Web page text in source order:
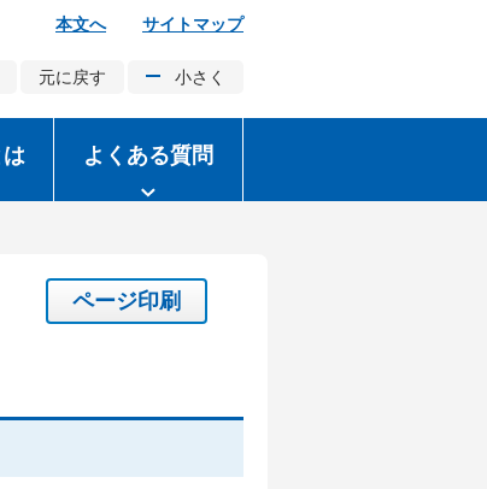
本文へ サイトマップ
元に戻す 小さく
よくある質問
ページ印刷